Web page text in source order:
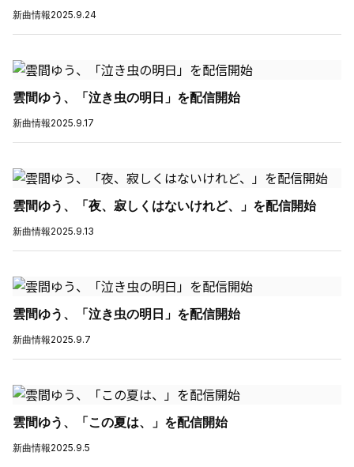
新曲情報2025.9.24
雲間ゆう、「泣き虫の明日」を配信開始
新曲情報2025.9.17
雲間ゆう、「夜、寂しくはないけれど、」を配信開始
新曲情報2025.9.13
雲間ゆう、「泣き虫の明日」を配信開始
新曲情報2025.9.7
雲間ゆう、「この夏は、」を配信開始
新曲情報2025.9.5